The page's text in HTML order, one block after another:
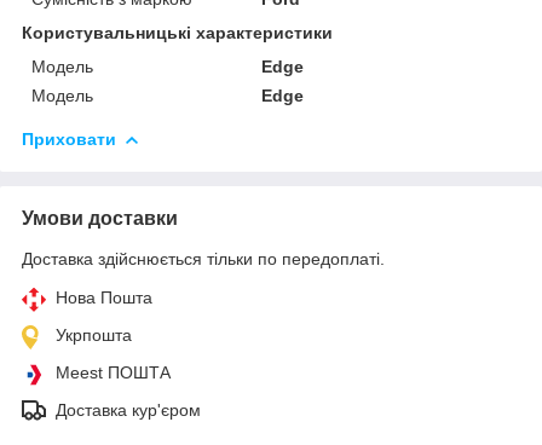
Користувальницькі характеристики
Мoдель
Edge
Модель
Edge
Приховати
Умови доставки
Доставка здійснюється тільки по передоплаті.
Нова Пошта
Укрпошта
Meest ПОШТА
Доставка кур'єром